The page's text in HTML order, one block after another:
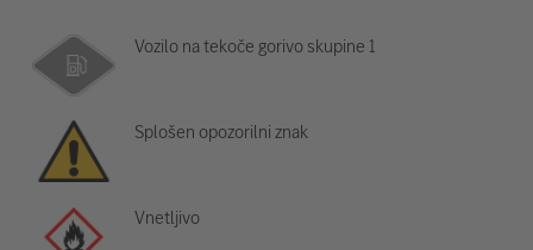
Vozilo na tekoče gorivo skupine 1
Splošen opozorilni znak
Vnetljivo